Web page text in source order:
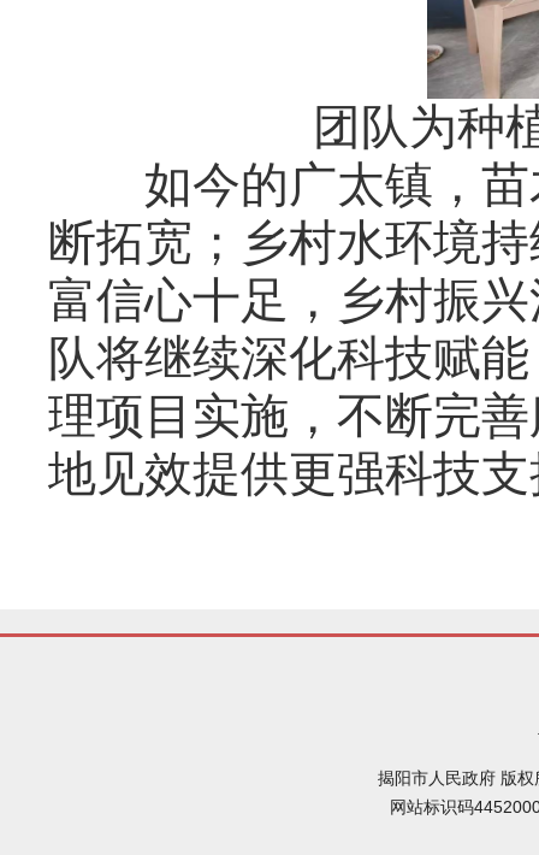
团队为种植
如今的广太镇，苗
断拓宽；乡村水环境
富信心十足，乡村振
队将继续深化科技赋
理项目实施，不断完
地见效提供更强科技
揭阳市人民政府 版
网站标识码